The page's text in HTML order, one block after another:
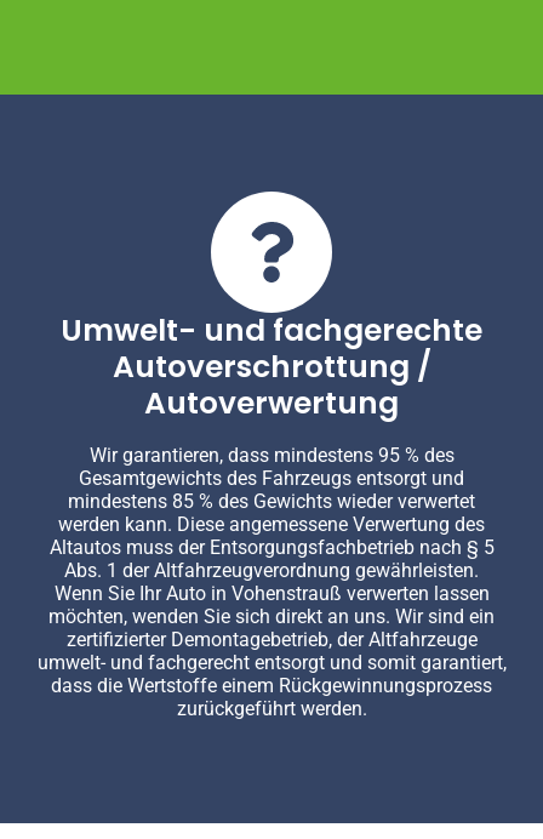
Umwelt- und fachgerechte
Autoverschrottung /
Autoverwertung
Wir garantieren, dass mindestens 95 % des
Gesamtgewichts des Fahrzeugs entsorgt und
mindestens 85 % des Gewichts wieder verwertet
werden kann. Diese angemessene Verwertung des
Altautos muss der Entsorgungsfachbetrieb nach § 5
Abs. 1 der Altfahrzeugverordnung gewährleisten.
Wenn Sie Ihr Auto in Vohenstrauß verwerten lassen
möchten, wenden Sie sich direkt an uns. Wir sind ein
zertifizierter Demontagebetrieb, der Altfahrzeuge
umwelt- und fachgerecht entsorgt und somit garantiert,
dass die Wertstoffe einem Rückgewinnungsprozess
zurückgeführt werden.